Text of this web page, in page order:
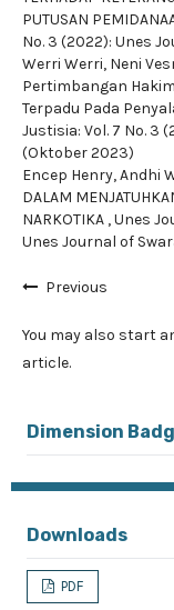
PUTUSAN
No. 3 (2022): Unes
Werri Werri, Neni
Pertimbangan
Terpadu Pada
Justisia: Vol. 7 No. 3
(Oktober 2023)
Encep Henry, Andhi
DALAM
NARKOTIKA ,Unes
Unes Journal of
Previous
You may also start
article.
Dimension
Downloads
PDF